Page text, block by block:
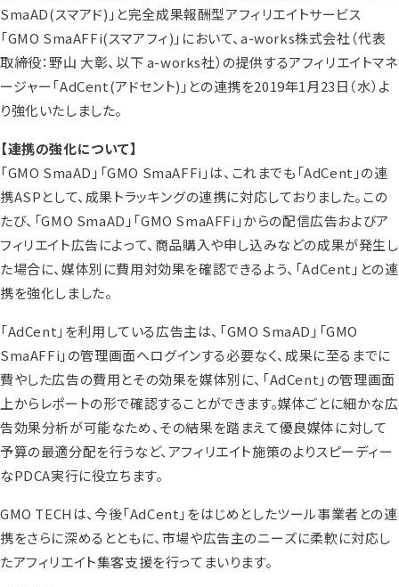
SmaAD(スマアド)」と完全成果報酬型アフィリエイトサービス
「GMO SmaAFFi(スマアフィ)」において、a-works株式会社（代表
取締役：野山 大彰、以下 a-works社）の提供するアフィリエイトマネ
ージャー「AdCent(アドセント)」との連携を2019年1月23日（水）よ
り強化いたしました。
【連携の強化について】
「GMO SmaAD」「GMO SmaAFFi」は、これまでも「AdCent」の連
携ASPとして、成果トラッキングの連携に対応しておりました。この
たび、「GMO SmaAD」「GMO SmaAFFi」からの配信広告およびア
フィリエイト広告によって、商品購入や申し込みなどの成果が発生し
た場合に、媒体別に費用対効果を確認できるよう、「AdCent」との連
携を強化しました。
「AdCent」を利用している広告主は、「GMO SmaAD」「GMO
SmaAFFi」の管理画面へログインする必要なく、成果に至るまでに
費やした広告の費用とその効果を媒体別に、「AdCent」の管理画面
上からレポートの形で確認することができます。媒体ごとに細かな広
告効果分析が可能なため、その結果を踏まえて優良媒体に対して
予算の最適分配を行うなど、アフィリエイト施策のよりスピーディー
なPDCA実行に役立ちます。
GMO TECHは、今後「AdCent」をはじめとしたツール事業者との連
携をさらに深めるとともに、市場や広告主のニーズに柔軟に対応し
たアフィリエイト集客支援を行ってまいります。